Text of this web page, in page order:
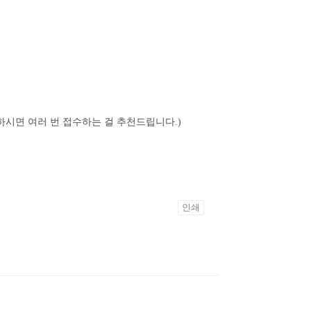
시면 여러 번 접수하는 걸 추천드립니다.)
인쇄